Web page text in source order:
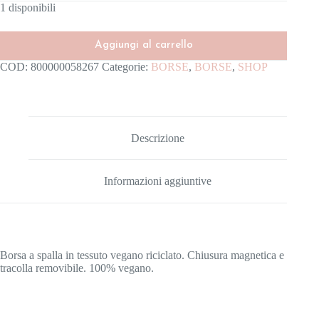
1 disponibili
Aggiungi al carrello
COD: 800000058267 Categorie: BORSE, BORSE, SHOP
Descrizione
Informazioni aggiuntive
Borsa a spalla in tessuto vegano riciclato. Chiusura magnetica e
tracolla removibile. 100% vegano.